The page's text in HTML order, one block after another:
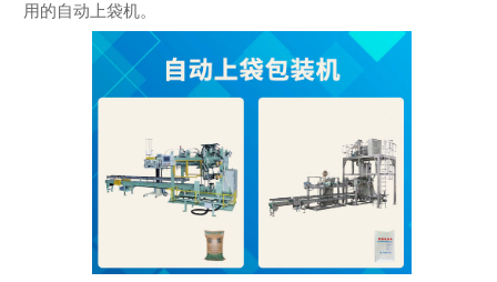
用的自动上袋机。